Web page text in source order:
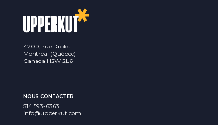
4200, rue Drolet
Montréal (Québec)
Canada H2W 2L6
NOUS CONTACTER
514 593-6363
info@upperkut.com